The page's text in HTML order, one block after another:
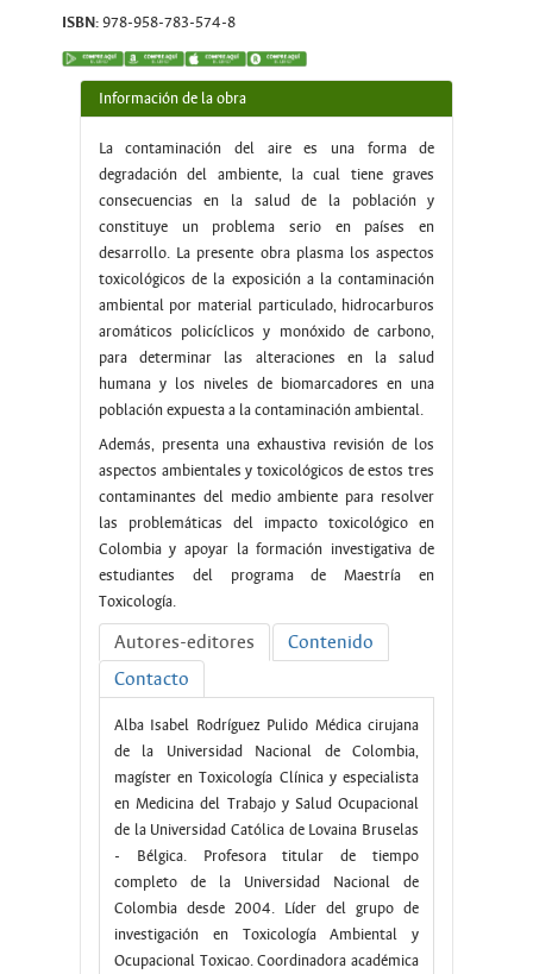
ISBN:978-958-783-574-8
Información de la obra
La contaminación del aire es una forma de
degradación del ambiente, la cual tiene graves
consecuencias en la salud de la población y
constituye un problema serio en países en
desarrollo. La presente obra plasma los aspectos
toxicológicos de la exposición a la contaminación
ambiental por material particulado, hidrocarburos
aromáticos policíclicos y monóxido de carbono,
para determinar las alteraciones en la salud
humana y los niveles de biomarcadores en una
población expuesta a la contaminación ambiental.
Además, presenta una exhaustiva revisión de los
aspectos ambientales y toxicológicos de estos tres
contaminantes del medio ambiente para resolver
las problemáticas del impacto toxicológico en
Colombia y apoyar la formación investigativa de
estudiantes del programa de Maestría en
Toxicología.
Autores-editores
Contenido
Contacto
Alba Isabel Rodríguez Pulido Médica cirujana
de la Universidad Nacional de Colombia,
magíster en Toxicología Clínica y especialista
en Medicina del Trabajo y Salud Ocupacional
de la Universidad Católica de Lovaina Bruselas
- Bélgica. Profesora titular de tiempo
completo de la Universidad Nacional de
Colombia desde 2004. Líder del grupo de
investigación en Toxicología Ambiental y
Ocupacional Toxicao. Coordinadora académica